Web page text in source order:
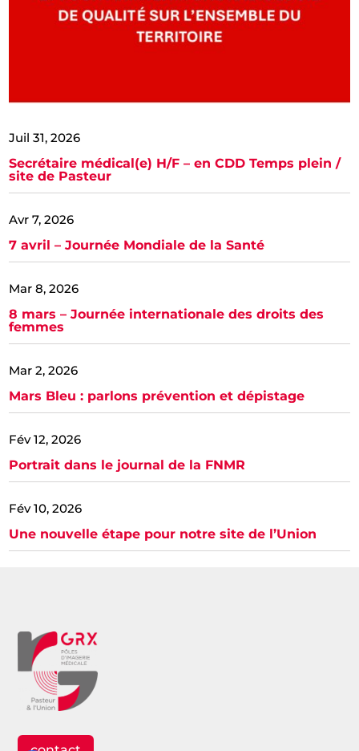
Juil 31, 2026
Secrétaire médical(e) H/F – en CDD Temps plein /
site de Pasteur
Avr 7, 2026
7 avril – Journée Mondiale de la Santé
Mar 8, 2026
8 mars – Journée internationale des droits des
femmes
Mar 2, 2026
Mars Bleu : parlons prévention et dépistage
Fév 12, 2026
Portrait dans le journal de la FNMR
Fév 10, 2026
Une nouvelle étape pour notre site de l’Union